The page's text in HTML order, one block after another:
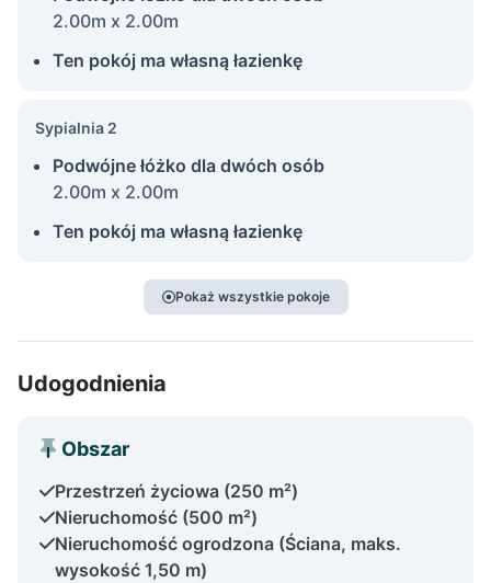
2.00m x 2.00m
Ten pokój ma własną łazienkę
Sypialnia 2
Podwójne łóżko dla dwóch osób
2.00m x 2.00m
Ten pokój ma własną łazienkę
Pokaż wszystkie pokoje
Udogodnienia
Obszar
Przestrzeń życiowa (250 m²)
Nieruchomość (500 m²)
Nieruchomość ogrodzona (Ściana, maks.
wysokość 1,50 m)